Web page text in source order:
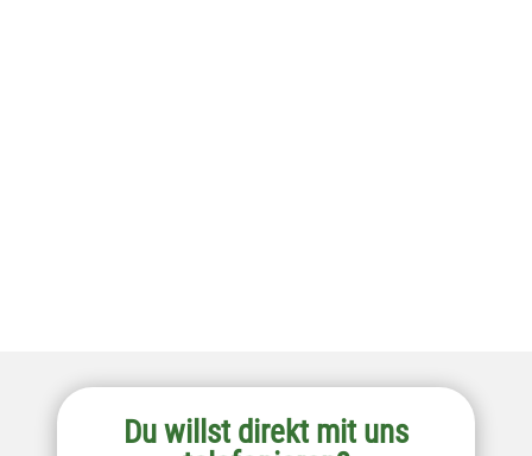
Du willst direkt mit uns